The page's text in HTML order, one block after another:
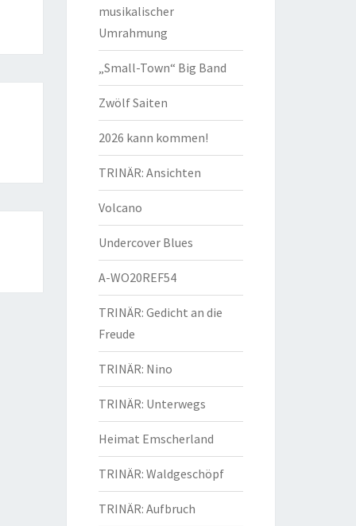
musikalischer
Umrahmung
„Small-Town“ Big Band
Zwölf Saiten
2026 kann kommen!
TRINÄR: Ansichten
Volcano
Undercover Blues
A-WO20REF54
TRINÄR: Gedicht an die
Freude
TRINÄR: Nino
TRINÄR: Unterwegs
Heimat Emscherland
TRINÄR: Waldgeschöpf
TRINÄR: Aufbruch